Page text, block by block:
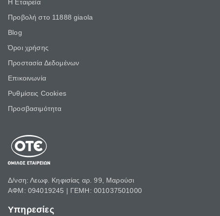
Η Εταιρεία
Προβολή στο 11888 giaola
Blog
Όροι χρήσης
Προστασία Δεδομένων
Επικοινωνία
Ρυθμίσεις Cookies
Προσβασιμότητα
Δ/νση: Λεωφ. Κηφισίας αρ. 99, Μαρούσι
ΑΦΜ: 094019245 | ΓΕΜΗ: 001037501000
Υπηρεσίες